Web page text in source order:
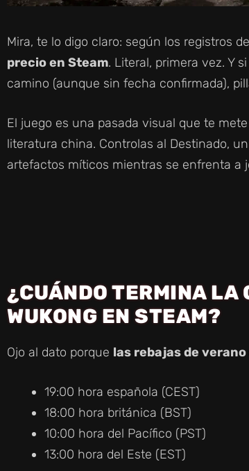
Mira, te lo digo claro: según los registros
precio en Steam. Literal, primera vez. Y
camino (aunque sin fecha confirmada),
El juego es una pasada visual que te
literatura china. Controlas al Destinado,
artefactos míticos mientras se enfrenta a
¿CUÁNDO TERMINA LA
WUKONG EN STEAM?
Ojo al dato porque las rebajas de
19:00 hora española (CEST)
18:00 hora británica (BST)
10:00 hora del Pacífico (PST)
13:00 hora del Este (EST)